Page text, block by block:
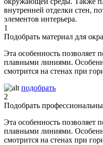
внутренней отделки стен,
элементов интерьера.
1
Подобрать материал для
Эта особенность позволяет
плавными линиями.
смотрится на стенах при
подобрать
2
Подобрать
Эта особенность позволяет
плавными линиями.
смотрится на стенах при